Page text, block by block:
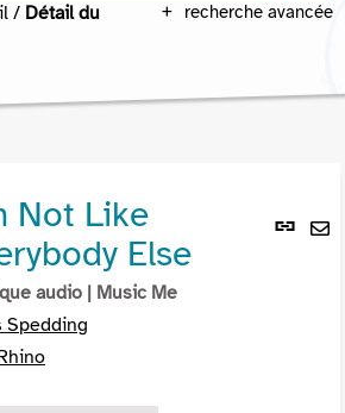
recherche avancée
/ Détail du
Lien
Not Like
Else
audio | Music Me
Spedding